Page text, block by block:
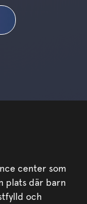
center som
plats där barn
och